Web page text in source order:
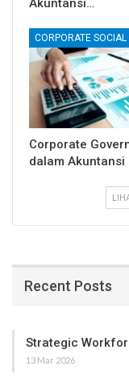
Akuntansi…
Corporate
dalam Akuntansi
Recent Posts
Strategic
13 Mar 2026